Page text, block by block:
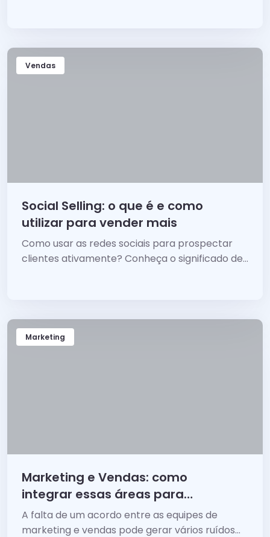
Vendas
Social Selling: o que é e como
utilizar para vender mais
Como usar as redes sociais para prospectar
clientes ativamente? Conheça o significado de
Marketing
Marketing e Vendas: como
integrar essas áreas para
vender mais
A falta de um acordo entre as equipes de
marketing e vendas pode gerar vários ruídos